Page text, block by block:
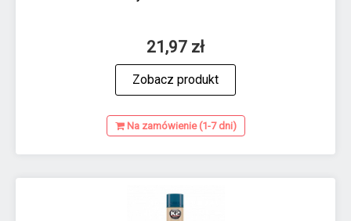
21,97 zł
Zobacz produkt
Na zamówienie (1-7 dni)